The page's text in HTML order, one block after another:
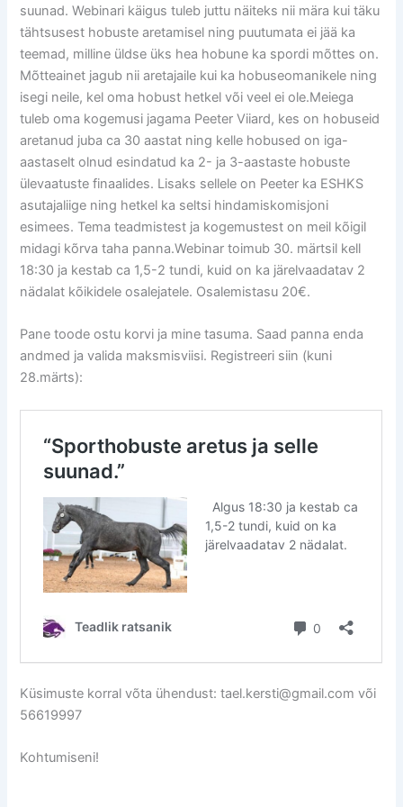
suunad. Webinari käigus tuleb juttu näiteks nii mära kui täku
tähtsusest hobuste aretamisel ning puutumata ei jää ka
teemad, milline üldse üks hea hobune ka spordi mõttes on.
Mõtteainet jagub nii aretajaile kui ka hobuseomanikele ning
isegi neile, kel oma hobust hetkel või veel ei ole.Meiega
tuleb oma kogemusi jagama Peeter Viiard, kes on hobuseid
aretanud juba ca 30 aastat ning kelle hobused on iga-
aastaselt olnud esindatud ka 2- ja 3-aastaste hobuste
ülevaatuste finaalides. Lisaks sellele on Peeter ka ESHKS
asutajaliige ning hetkel ka seltsi hindamiskomisjoni
esimees. Tema teadmistest ja kogemustest on meil kõigil
midagi kõrva taha panna.Webinar toimub 30. märtsil kell
18:30 ja kestab ca 1,5-2 tundi, kuid on ka järelvaadatav 2
nädalat kõikidele osalejatele. Osalemistasu 20€.
Pane toode ostu korvi ja mine tasuma. Saad panna enda
andmed ja valida maksmisviisi. Registreeri siin (kuni
28.märts):
Küsimuste korral võta ühendust: tael.kersti@gmail.com või
56619997
Kohtumiseni!